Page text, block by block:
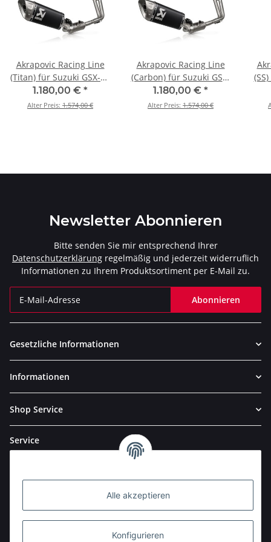
Alle akzeptieren
Konfigurieren
Akrapovic Racing Line
(Titan) für Suzuki GSX-8S
/ 8R / 8T / 8TT - BJ. 2022
> 2026 (S-S8R3-APLTBL)
1.180,00 € *
Alter Preis: 1.574,00 €
Akrapovic Racing Line
(Carbon) für Suzuki GSX-
8S / 8R / 8T / 8TT - BJ.
2022 > 2026 (S-S8R3-
1.180,00 € *
Alter Preis: 1.574,00 €
Newsletter Abonnieren
Bitte senden Sie mir entsprechend Ihrer
Datenschutzerklärung regelmäßig und jederzeit widerruflich
Informationen zu Ihrem Produktsortiment per E-Mail zu.
Abonnieren
Gesetzliche Informationen
Informationen
Shop Service
Service